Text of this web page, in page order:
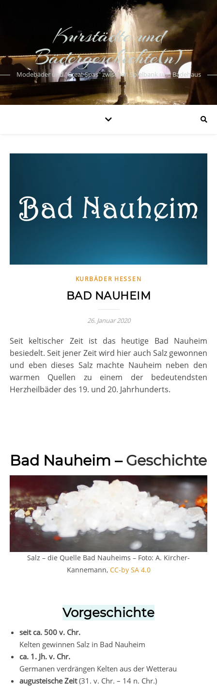
Kurstädte und
Bädergeschichte(n)
Modebäder und "Great Spas" zwischen Spielbank und Badehaus
KURBÄDER HESSEN
BAD NAUHEIM
26. Januar 2020
Seit keltischer Zeit ist das heutige Bad Nauheim
besiedelt. Seit jener Zeit wird hier auch Salz gewonnen
und eben dieses Salz machte Nauheim neben den
warmen Quellen zu einem der bedeutendsten
Herzheilbäder des 19. und 20. Jahrhunderts.
Bad Nauheim –Geschichte
Salz – die Quelle Bad Nauheims – Foto: A. Kircher-
Kannemann,CC-by SA 4.0
Vorgeschichte
seit ca. 500 v. Chr.
Kelten gewinnen Salz in Bad Nauheim
ca. 1. Jh. v. Chr.
Germanen verdrängen Kelten aus der Wetterau
augusteische Zeit(31. v. Chr. – 14 n. Chr.)